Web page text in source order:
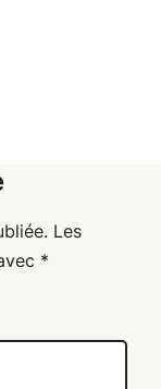
Les
*